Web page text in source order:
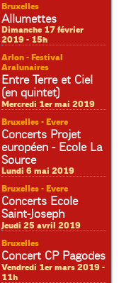
Bruxelles
Allumettes
Dimanche 17 février
2019 - 15h
Arlon - Festival
Aralunaires
Entre Terre et Ciel
(en quintet)
Mercredi 1er mai 2019
Bruxelles - Evere
Concerts Projet
européen - Ecole La
Source
Lundi 6 mai 2019
Bruxelles - Evere
Concerts Ecole
Saint-Joseph
Jeudi 25 avril 2019
Bruxelles
Concert CP Pagodes
Vendredi 1er mars 2019 -
11h